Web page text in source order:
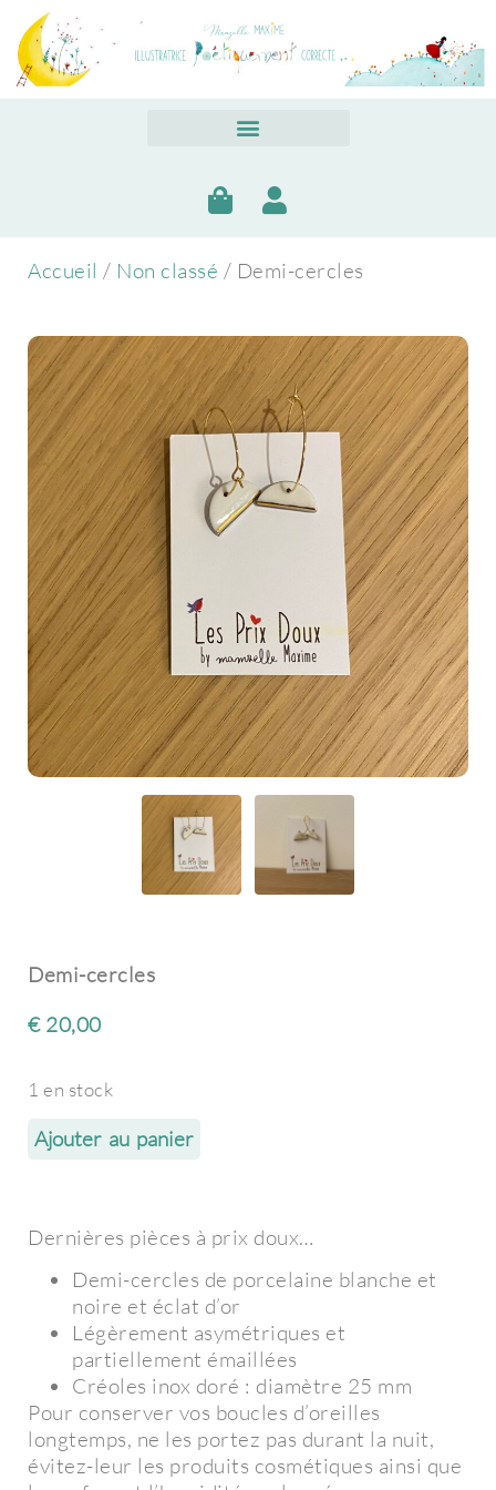
Accueil / Non classé / Demi-cercles
Demi-cercles
€20,00
1 en stock
Ajouter au panier
Dernières pièces à prix doux…
Demi-cercles de porcelaine blanche et
noire et éclat d’or
Légèrement asymétriques et
partiellement émaillées
Créoles inox doré : diamètre 25 mm
Pour conserver vos boucles d’oreilles
longtemps, ne les portez pas durant la nuit,
évitez-leur les produits cosmétiques ainsi que